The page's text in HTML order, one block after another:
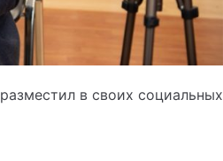
в своих социальных